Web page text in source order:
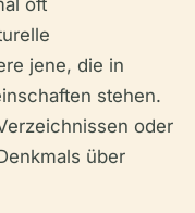
oft
jene, die in
stehen.
oder
über